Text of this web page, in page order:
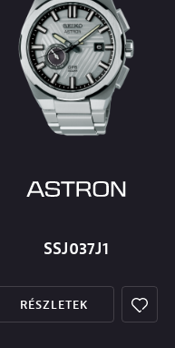
SSJ037J1
RÉSZLETEK